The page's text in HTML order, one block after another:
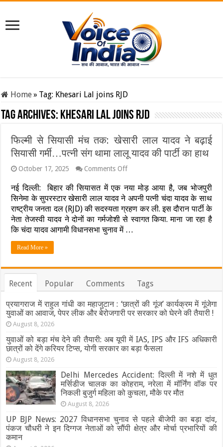
Home» Tag: Khesari Lal joins RJD
Tag Archives: Khesari Lal joins RJD
फिल्मी से सियासी मंच तक: खेसारी लाल यादव ने बढ़ाई
सियासी गर्मी…पत्नी संग थामा लालू यादव की पार्टी का हाथ
October 17, 2025 Comments Offon
से
सियासी
मंच
तक:
खेसारी
गर्मी…
लालू
यादव
का
हाथ
नई दिल्ली: बिहार की सियासत में एक नया मोड़ आया है, जब भोजपुरी
सिनेमा के सुपरस्टार खेसारी लाल यादव ने अपनी पत्नी चंदा यादव के साथ
राष्ट्रीय जनता दल (RJD) की सदस्यता ग्रहण कर ली. इस दौरान पार्टी के
नेता तेजस्वी यादव ने दोनों का गर्मजोशी से स्वागत किया. माना जा रहा है
कि चंदा यादव आगामी विधानसभा चुनाव में …
Read More »
Recent Popular Comments Tags
प्रयागराज में राहुल गांधी का महाजुटान : ‘छात्रों की गूंज’ कार्यक्रम में गूंजेगा
युवाओं का आवाज, पेपर लीक और बेरोजगारी पर सरकार को घेरने की तैयारी !
August 8, 2026
युवाओं को बड़ा मंच देने की तैयारी: अब यूपी में IAS, IPS और IFS अधिकारी
छात्रों को देंगे करियर टिप्स, योगी सरकार का बड़ा फैसला
August 8, 2026
Delhi Mercedes Accident: दिल्ली में नशे में धुत
मर्सिडीज चालक का कोहराम, नरेला में मॉर्निंग वॉक पर
निकली बुजुर्ग महिला को कुचला, मौके पर मौत
August 8, 2026
UP BJP News: 2027 विधानसभा चुनाव से पहले बीजेपी का बड़ा दांव,
पंकज चौधरी ने इन दिग्गज नेताओं को सौंपी क्षेत्र और मोर्चा प्रभारियों की
कमान